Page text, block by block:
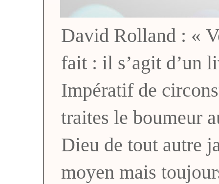
David Rolland : «
fait : il s’agit d’un
Impératif de
traites le boumeur
Dieu de tout autre
moyen mais